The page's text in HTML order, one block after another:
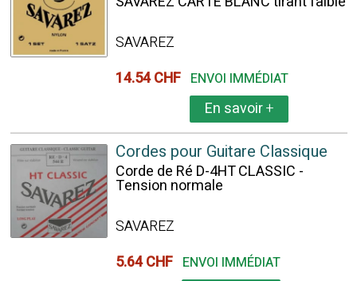
SAVAREZ
14.54 CHF ENVOI IMMÉDIAT
En savoir+
Cordes pour Guitare Classique
Corde de Ré D-4HT CLASSIC -
Tension normale
SAVAREZ
5.64 CHF ENVOI IMMÉDIAT